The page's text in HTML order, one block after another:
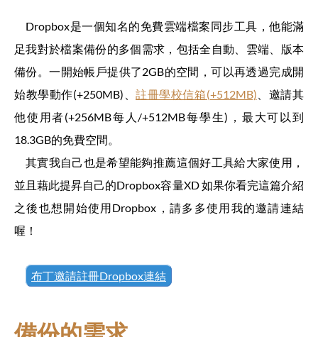
Dropbox是一個知名的免費雲端檔案同步工具，他能滿
足我對於檔案備份的多個需求，包括全自動、雲端、版本
備份。一開始帳戶提供了2GB的空間，可以再透過完成開
始教學動作(+250MB)、註冊學校信箱(+512MB) 、邀請其
他使用者(+256MB每人/+512MB每學生)，最大可以到
18.3GB的免費空間。
其實我自己也是希望能夠推薦這個好工具給大家使用，
並且藉此提昇自己的Dropbox容量XD 如果你看完這篇介紹
之後也想開始使用Dropbox，請多多使用我的邀請連結
喔！
布丁邀請註冊Dropbox連結